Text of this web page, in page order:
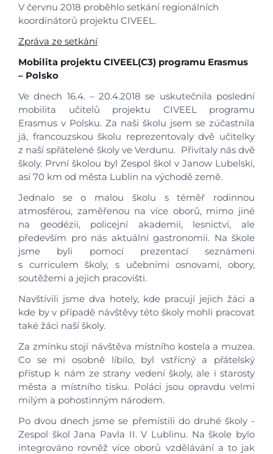
V červnu 2018 proběhlo setkání regionálních
koordinátorů projektu CIVEEL.
Zpráva ze setkání
Mobilita projektu CIVEEL(C3) programu Erasmus
– Polsko
Ve dnech 16.4. – 20.4.2018 se uskutečnila poslední
mobilita učitelů projektu CIVEEL programu
Erasmus v Polsku. Za naši školu jsem se zúčastnila
já, francouzskou školu reprezentovaly dvě učitelky
z naší spřátelené školy ve Verdunu. Přivítaly nás dvě
školy. První školou byl Zespol škol v Janow Lubelski,
asi 70 km od města Lublin na východě země.
Jednalo se o malou školu s téměř rodinnou
atmosférou, zaměřenou na více oborů, mimo jiné
na geodézii, policejní akademii, lesnictví, ale
především pro nás aktuální gastronomii. Na škole
jsme byli pomocí prezentací seznámeni
s curriculem školy, s učebními osnovami, obory,
soutěžemi a jejich pracovišti.
Navštívili jsme dva hotely, kde pracují jejich žáci a
kde by v případě návštěvy této školy mohli pracovat
také žáci naší školy.
Za zmínku stojí návštěva místního kostela a muzea.
Co se mi osobně líbilo, byl vstřícný a přátelský
přístup k nám ze strany vedení školy, ale i starosty
města a místního tisku. Poláci jsou opravdu velmi
milým a pohostinným národem.
Po dvou dnech jsme se přemístili do druhé školy -
Zespol škol Jana Pavla II. V Lublinu. Na škole bylo
integrováno rovněž více oborů vzdělávání a to jak